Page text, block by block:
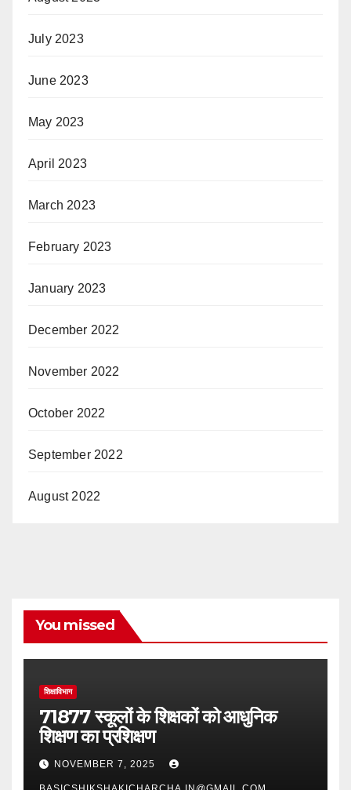
July 2023
June 2023
May 2023
April 2023
March 2023
February 2023
January 2023
December 2022
November 2022
October 2022
September 2022
August 2022
You missed
शिक्षाविभाग
71877 स्कूलों के शिक्षकों को आधुनिक
शिक्षण का प्रशिक्षण
NOVEMBER 7, 2025